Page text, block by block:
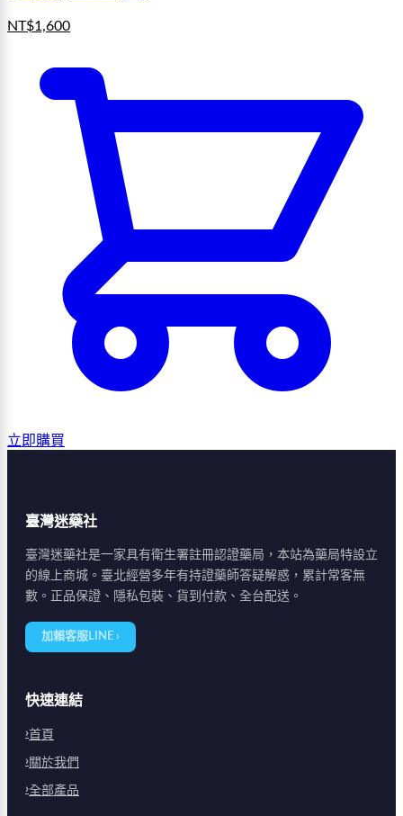
NT$1,600
立即購買
臺灣迷藥社
臺灣迷藥社是一家具有衛生署註冊認證藥局，本站為藥局特設立
的線上商城。臺北經營多年有持證藥師答疑解惑，累計常客無
數。正品保證、隱私包裝、貨到付款、全台配送。
加賴客服LINE ›
快速連結
首頁
關於我們
全部產品